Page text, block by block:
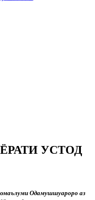
УСТОД
Одамушшуароро аз